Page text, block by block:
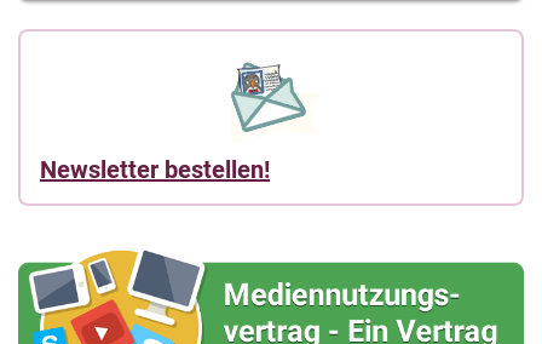
Newsletter bestellen!